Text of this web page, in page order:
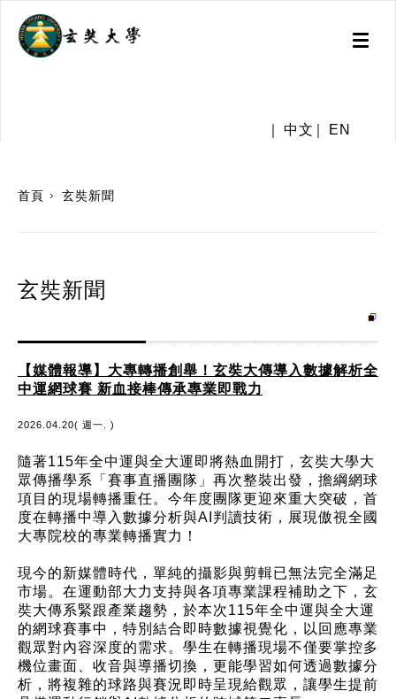
Toggle
中文 EN
首頁 玄奘新聞
玄奘新聞
【媒體報導】大專轉播創舉！玄奘大傳導入數據解析全
中運網球賽 新血接棒傳承專業即戰力
2026.04.20( 週一. )
隨著115年全中運與全大運即將熱血開打，玄奘大學大
眾傳播學系「賽事直播團隊」再次整裝出發，擔綱網球
項目的現場轉播重任。今年度團隊更迎來重大突破，首
度在轉播中導入數據分析與AI判讀技術，展現傲視全國
大專院校的專業轉播實力！
現今的新媒體時代，單純的攝影與剪輯已無法完全滿足
市場。在運動部大力支持與各項專業課程補助之下，玄
奘大傳系緊跟產業趨勢，於本次115年全中運與全大運
的網球賽事中，特別結合即時數據視覺化，以回應專業
觀眾對內容深度的需求。學生在轉播現場不僅要掌控多
機位畫面、收音與導播切換，更能學習如何透過數據分
析，將複雜的球路與賽況即時呈現給觀眾，讓學生提前